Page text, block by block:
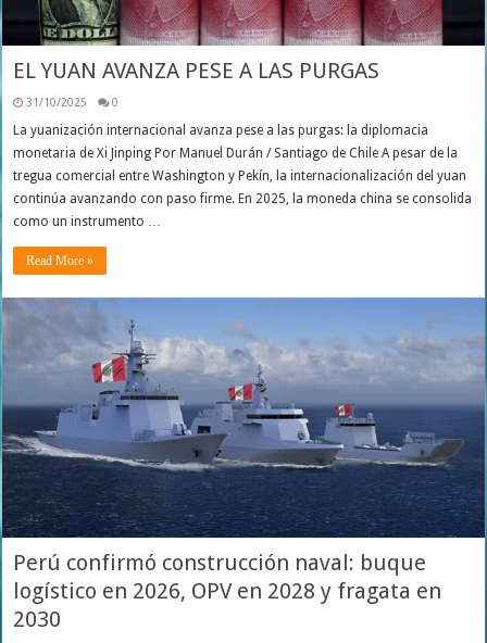
EL YUAN AVANZA PESE A LAS PURGAS
31/10/2025 0
La yuanización internacional avanza pese a las purgas: la diplomacia
monetaria de Xi Jinping Por Manuel Durán / Santiago de Chile A pesar de la
tregua comercial entre Washington y Pekín, la internacionalización del yuan
continúa avanzando con paso firme. En 2025, la moneda china se consolida
como un instrumento …
Read More »
Perú confirmó construcción naval: buque
logístico en 2026, OPV en 2028 y fragata en
2030